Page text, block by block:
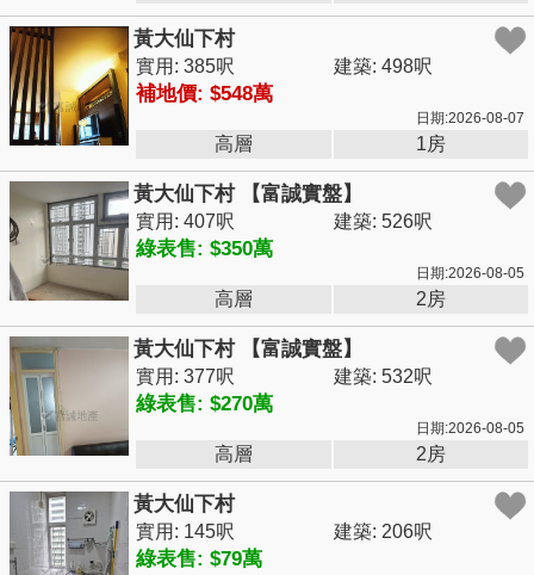
黃大仙下村
實用: 385呎 建築: 498呎
補地價: $548萬
日期:2026-08-07
高層 1房
黃大仙下村 【富誠實盤】
實用: 407呎 建築: 526呎
綠表售: $350萬
日期:2026-08-05
高層 2房
黃大仙下村 【富誠實盤】
實用: 377呎 建築: 532呎
綠表售: $270萬
日期:2026-08-05
高層 2房
黃大仙下村
實用: 145呎 建築: 206呎
綠表售: $79萬